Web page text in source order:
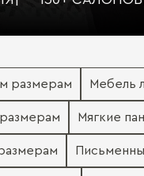
размерам Мебель
Мягкие